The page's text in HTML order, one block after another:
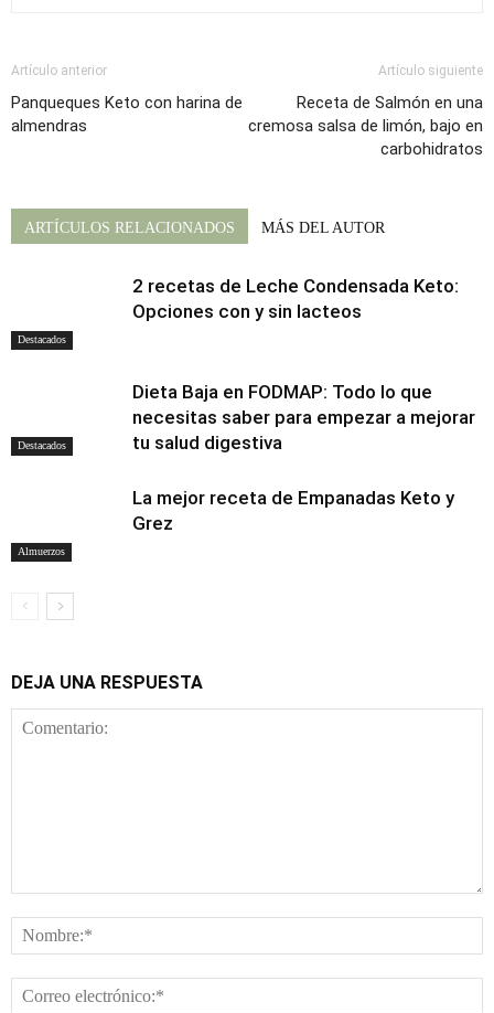
Artículo anterior
Panqueques Keto con harina de
almendras
Artículo siguiente
Receta de Salmón en una
cremosa salsa de limón, bajo en
carbohidratos
ARTÍCULOS RELACIONADOS MÁS DEL AUTOR
Destacados
2 recetas de Leche Condensada Keto:
Opciones con y sin lacteos
Destacados
Dieta Baja en FODMAP: Todo lo que
necesitas saber para empezar a mejorar
tu salud digestiva
Almuerzos
La mejor receta de Empanadas Keto y
Grez
DEJA UNA RESPUESTA